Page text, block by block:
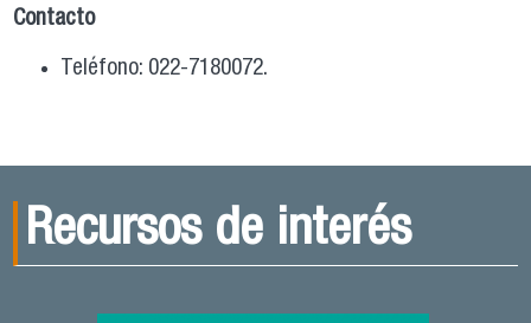
Contacto
Teléfono: 022-7180072.
Recursos de interés